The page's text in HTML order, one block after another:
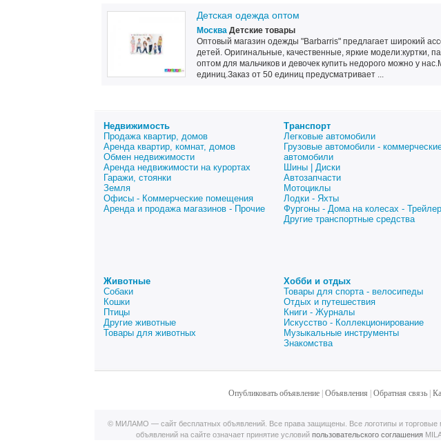
Детская одежда оптом
Москва Детские товары
Оптовый магазин одежды "Barbarris" предлагает широкий
детей. Оригинальные, качественные, яркие модели:куртки,
оптом для мальчиков и девочек купить недорого можно у
единиц.Заказ от 50 единиц предусматривает ...
Недвижимость
Продажа квартир, домов
Аренда квартир, комнат, домов
Обмен недвижимости
Аренда недвижимости на курортах
Гаражи, стоянки
Земля
Офисы - Коммерческие помещения
Аренда и продажа магазинов - Прочие
Транспорт
Легковые автомобили
Грузовые автомобили -
автомобили
Шины | Диски
Автозапчасти
Мотоциклы
Лодки - Яхты
Фургоны - Дома на колесах -
Другие транспортные средства
Животные
Собаки
Кошки
Птицы
Другие животные
Товары для животных
Хобби и отдых
Товары для спорта - велосипеды
Отдых и путешествия
Книги - Журналы
Искусство - Коллекционирование
Музыкальные инструменты
Знакомства
Опубликовать объявление| Объявления Обратная связь|
© МИЛАМО — сайт бесплатных объявлений. Все права защищены. Все логотипы и торговые
объявлений на сайте означает принятие условий пользовательского соглашения